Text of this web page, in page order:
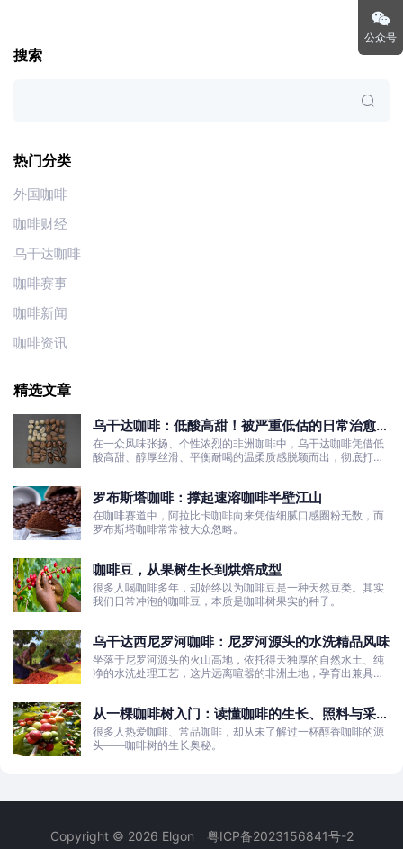
搜索
热门分类
外国咖啡
咖啡财经
乌干达咖啡
咖啡赛事
咖啡新闻
咖啡资讯
精选文章
乌干达咖啡：低酸高甜！被严重低估的日常治愈口
粮豆
在一众风味张扬、个性浓烈的非洲咖啡中，乌干达咖啡凭借低
酸高甜、醇厚丝滑、平衡耐喝的温柔质感脱颖而出，彻底打破
罗布斯塔咖啡：撑起速溶咖啡半壁江山
在咖啡赛道中，阿拉比卡咖啡向来凭借细腻口感圈粉无数，而
罗布斯塔咖啡常常被大众忽略。
咖啡豆，从果树生长到烘焙成型
很多人喝咖啡多年，却始终以为咖啡豆是一种天然豆类。其实
我们日常冲泡的咖啡豆，本质是咖啡树果实的种子。
乌干达西尼罗河咖啡：尼罗河源头的水洗精品风味
坐落于尼罗河源头的火山高地，依托得天独厚的自然水土、纯
净的水洗处理工艺，这片远离喧嚣的非洲土地，孕育出兼具干
从一棵咖啡树入门：读懂咖啡的生长、照料与采收
全过程
很多人热爱咖啡、常品咖啡，却从未了解过一杯醇香咖啡的源
头——咖啡树的生长奥秘。
Copyright © 2026 Elgon 粤ICP备2023156841号-2
公众号